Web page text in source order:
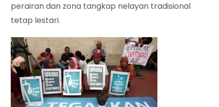
perairan dan zona tangkap nelayan tradisional
tetap lestari.